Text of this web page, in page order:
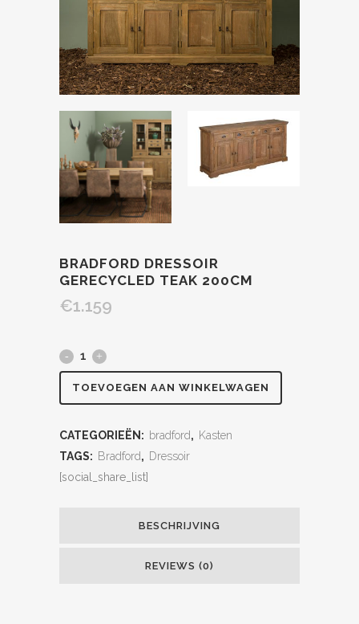
BRADFORD DRESSOIR
GERECYCLED TEAK 200CM
€1.159
TOEVOEGEN AAN WINKELWAGEN
CATEGORIEËN: bradford, Kasten
TAGS: Bradford, Dressoir
[social_share_list]
BESCHRIJVING
REVIEWS (0)